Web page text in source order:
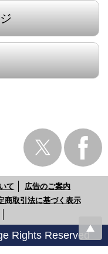
て
広告のご案内
商取引法に基づく表示
Rights Reserved